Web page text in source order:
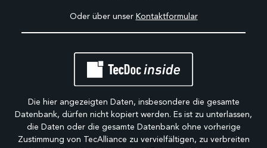
Oder über unser Kontaktformular
Die hier angezeigten Daten, insbesondere die gesamte
Datenbank, dürfen nicht kopiert werden. Es ist zu unterlassen,
die Daten oder die gesamte Datenbank ohne vorherige
Zustimmung von TecAlliance zu vervielfältigen, zu verbreiten